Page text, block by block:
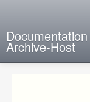
Archive-Host